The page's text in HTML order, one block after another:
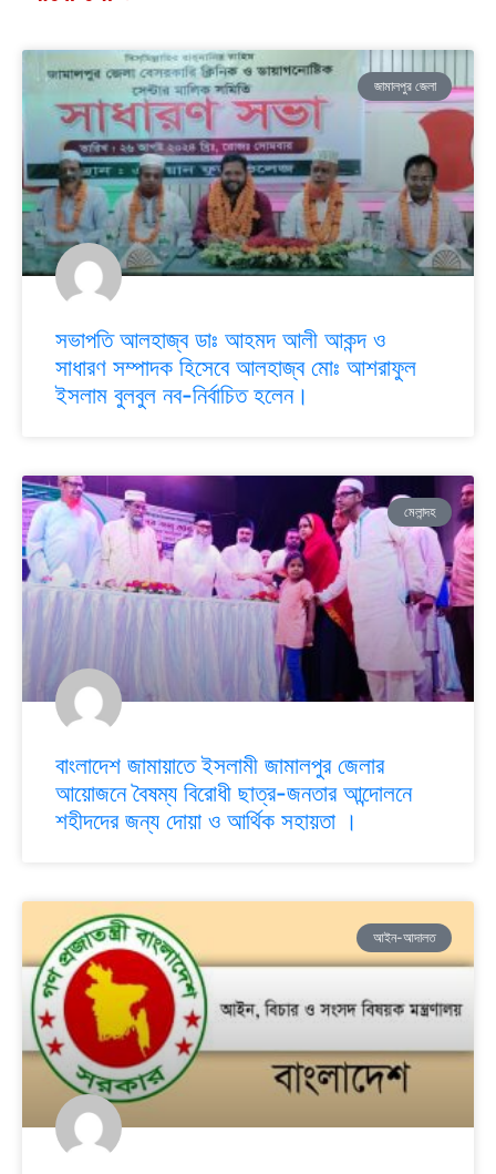
জামালপুর জেলা
সভাপতি আলহাজ্ব ডাঃ আহমদ আলী আকন্দ ও
সাধারণ সম্পাদক হিসেবে আলহাজ্ব মোঃ আশরাফুল
ইসলাম বুলবুল নব-নির্বাচিত হলেন।
মেলান্দহ
বাংলাদেশ জামায়াতে ইসলামী জামালপুর জেলার
আয়োজনে বৈষম্য বিরোধী ছাত্র-জনতার আন্দোলনে
শহীদদের জন্য দোয়া ও আর্থিক সহায়তা ।
আইন-আদালত